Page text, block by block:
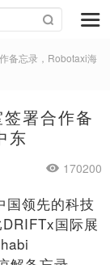
备忘录，Robotaxi海
署合作备
东
170200
国领先的科技
国际展